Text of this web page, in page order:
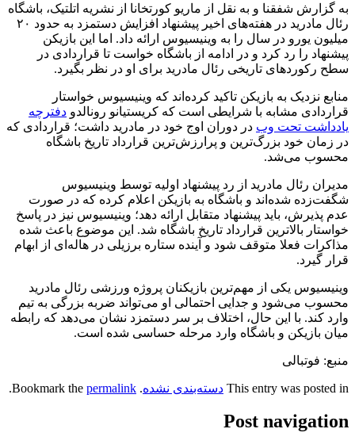
به گزارش شفقنا و به نقل از ماریو کورتخانا از نشریه اتلتیک، باشگاه
رئال مادرید در هفته‌های اخیر پیشنهاد افزایش دستمزد به حدود ۲۰
میلیون یورو در سال را به وینیسیوس ارائه داد. اما این بازیکن
پیشنهاد را رد کرد و در ادامه از باشگاه خواست تا قراردادی در
سطح رکوردهای تاریخی رئال مادرید برای او در نظر بگیرد.
منابع نزدیک به بازیکن تاکید کرده‌اند که وینیسیوس خواستار
قراردادی مشابه با شرایطی است که کریستیانو رونالدو دفترچه
یادداشت تحت وب در دوران اوج خود در مادرید داشت؛ قراردادی که
در زمان خود بزرگ‌ترین و پرارزش‌ترین قرارداد تاریخ باشگاه
محسوب می‌شد.
مدیران رئال مادرید از رد پیشنهاد اولیه توسط وینیسیوس
شگفت‌زده شده‌اند و باشگاه به بازیکن اعلام کرده که در صورت
عدم پذیرش، باید پیشنهاد متقابل ارائه دهد؛ وینیسیوس نیز در پاسخ
خواستار بالاترین قرارداد تاریخ باشگاه شد. این موضوع باعث شده
مذاکرات فعلا متوقف شود و آینده ستاره برزیلی در هاله‌ای از ابهام
قرار گیرد.
وینیسیوس یکی از مهم‌ترین بازیکنان پروژه ورزشی رئال مادرید
محسوب می‌شود و جدایی احتمالی او می‌تواند ضربه بزرگی به تیم
وارد کند. با این حال، اختلاف بر سر دستمزد نشان می‌دهد که رابطه
میان بازیکن و باشگاه وارد مرحله حساسی شده است.
منبع: فوتبالی
This entry was posted in دسته‌بندی نشده. Bookmark the
permalink
.
Post navigation